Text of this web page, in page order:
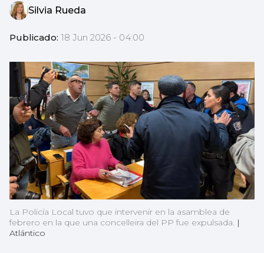
Silvia Rueda
Publicado: 18 Jun 2026 - 04:00
La Policía Local tuvo que intervenir en la asamblea de
febrero en la que una concelleira del PP fue expulsada. |
Atlántico